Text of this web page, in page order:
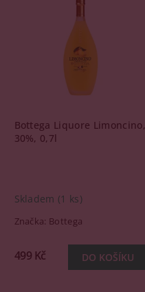
Bottega Liquore Limoncino,
30%, 0,7l
Skladem (1 ks)
Značka: Bottega
499 Kč